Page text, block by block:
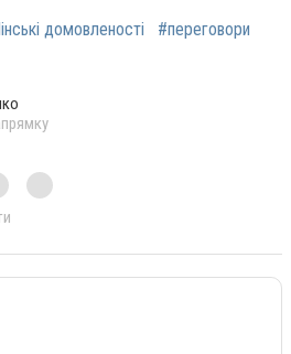
домовленості
#переговори